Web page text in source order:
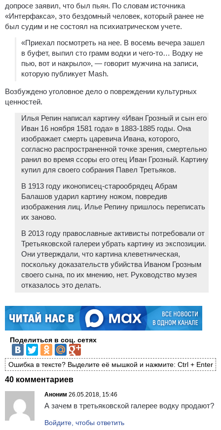
допросе заявил, что был пьян. По словам источника
«Интерфакса», это бездомный человек, который ранее не
был судим и не состоял на психиатрическом учете.
«Приехал посмотреть на нее. В восемь вечера зашел
в буфет, выпил сто грамм водки и чего-то… Водку не
пью, вот и накрыло», — говорит мужчина на записи,
которую публикует Mash.
Возбуждено уголовное дело о повреждении культурных
ценностей.
Илья Репин написал картину «Иван Грозный и сын его
Иван 16 ноября 1581 года» в 1883-1885 годы. Она
изображает смерть царевича Ивана, которого,
согласно распространенной точке зрения, смертельно
ранил во время ссоры его отец Иван Грозный. Картину
купил для своего собрания Павел Третьяков.
В 1913 году иконописец-старообрядец Абрам
Балашов ударил картину ножом, повредив
изображения лиц. Илье Репину пришлось переписать
их заново.
В 2013 году православные активисты потребовали от
Третьяковской галереи убрать картину из экспозиции.
Они утверждали, что картина клеветническая,
поскольку доказательств убийства Иваном Грозным
своего сына, по их мнению, нет. Руководство музея
отказалось это делать.
Поделиться в соц. сетях
Ошибка в тексте? Выделите её мышкой и нажмите: Ctrl + Enter
40 комментариев
Аноним 26.05.2018, 15:46
А зачем в третьяковской галерее водку продают?
Войдите, чтобы ответить